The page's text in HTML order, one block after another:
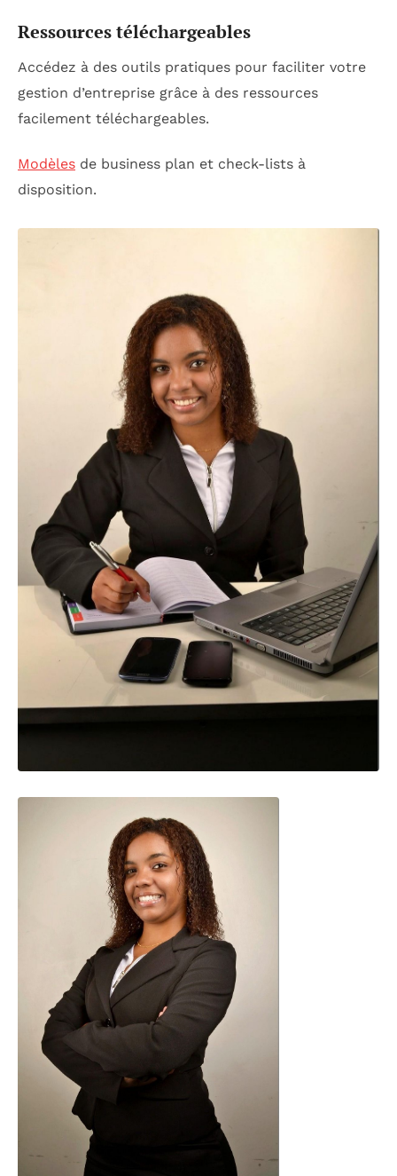
Ressources téléchargeables
Accédez à des outils pratiques pour faciliter votre
gestion d’entreprise grâce à des ressources
facilement téléchargeables.
Modèles de business plan et check-lists à
disposition.